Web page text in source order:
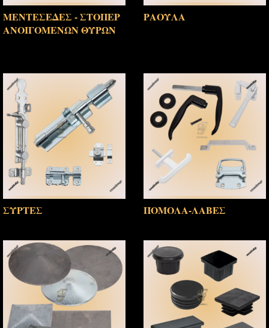
ΜΕΝΤΕΣΕΔΕΣ - ΣΤΟΠΕΡ
ΑΝΟΙΓΟΜΕΝΩΝ ΘΥΡΩΝ
ΡΑΟΥΛΑ
ΣΥΡΤΕΣ ΠΟΜΟΛΑ-ΛΑΒΕΣ